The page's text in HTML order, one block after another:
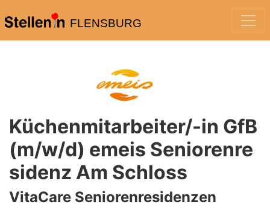
FLENSBURG
Küchenmitarbeiter/-in GfB
(m/w/d) emeis Seniorenre
sidenz Am Schloss
VitaCare Seniorenresidenzen